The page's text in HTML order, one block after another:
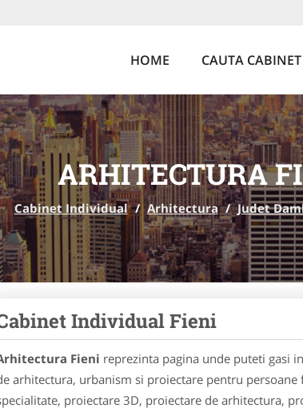
HOME CAUTA
ARHITECTURA
Cabinet Individual / Arhitectura / Judet
Individual Fieni
Fieni reprezinta pagina unde puteti gasi
arhitectura, urbanism si proiectare pentru
proiectare 3D, proiectare de arhitectura,